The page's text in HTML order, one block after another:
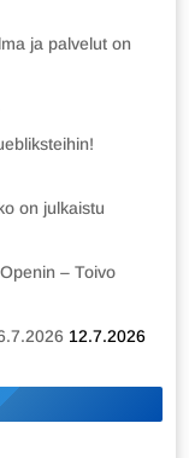
ja palvelut on
on julkaistu
– Toivo
12.7.2026